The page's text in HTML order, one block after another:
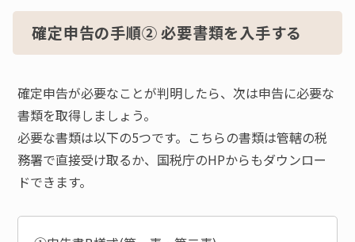
確定申告の手順② 必要書類を入手する
確定申告が必要なことが判明したら、次は申告に必要な
書類を取得しましょう。
必要な書類は以下の5つです。こちらの書類は管轄の税
務署で直接受け取るか、国税庁のHPからもダウンロー
ドできます。